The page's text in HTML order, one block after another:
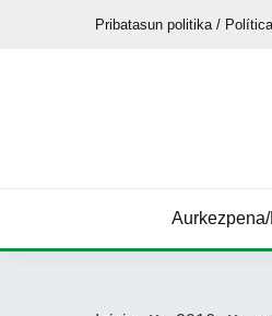
Pribatasun politika /